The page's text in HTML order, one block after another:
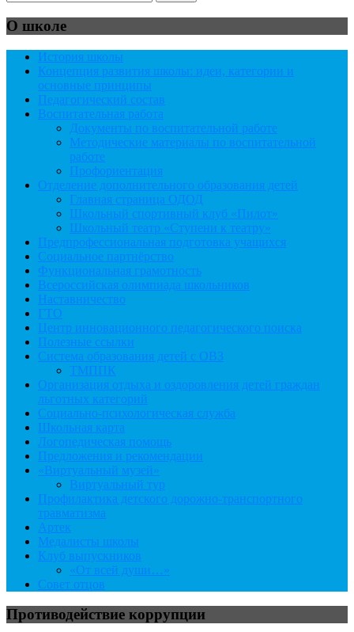
О школе
История школы
Концепция развития школы: идеи, категории и
основные принципы
Педагогический состав
Воспитательная работа
Документы по воспитательной работе
Методические материалы по воспитательной
работе
Профориентация
Отделение дополнительного образования детей
Главная страница ОДОД
Школьный спортивный клуб «Пилот»
Школьный театр «Ступени к театру»
Предпрофессиональная подготовка учащихся
Социальное партнёрство
Функциональная грамотность
Всероссийская олимпиада школьников
Наставничество
ГТО
Центр инновационного педагогического поиска
Полезные ссылки
Система образования детей с ОВЗ
ТМППК
Организация отдыха и оздоровления детей граждан
льготных категорий
Социально-психологическая служба
Школьная карта
Логопедическая помощь
Предложения и рекомендации
«Виртуальный музей»
Виртуальный тур
Профилактика детского дорожно-транспортного
травматизма
Артек
Медалисты школы
Клуб выпускников
«От всей души…»
Совет отцов
Противодействие коррупции